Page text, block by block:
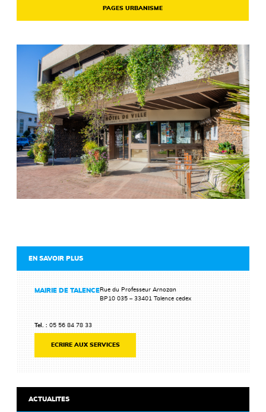
PAGES URBANISME
EN SAVOIR PLUS
MAIRIE DE TALENCERue du Professeur Arnozan
BP10 035 – 33401 Talence cedex
Tel. :05 56 84 78 33
ECRIRE AUX SERVICES
ACTUALITES